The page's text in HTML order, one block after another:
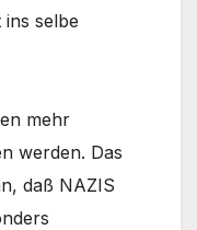
selbe
mehr
werden. Das
daß NAZIS